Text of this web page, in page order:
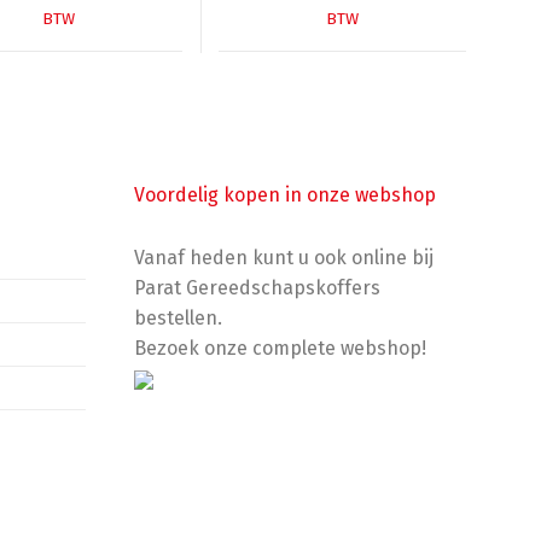
prijs
BTW
prijs
BTW
Voordelig kopen in onze webshop
Vanaf heden kunt u ook online bij
Parat Gereedschapskoffers
bestellen.
Bezoek onze complete webshop!